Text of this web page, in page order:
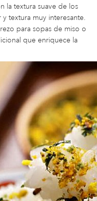
la textura suave de los
textura muy interesante.
para sopas de miso o
que enriquece la